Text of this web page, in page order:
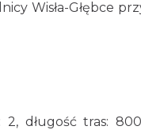
Wisła-Głębce
2, długość tras: